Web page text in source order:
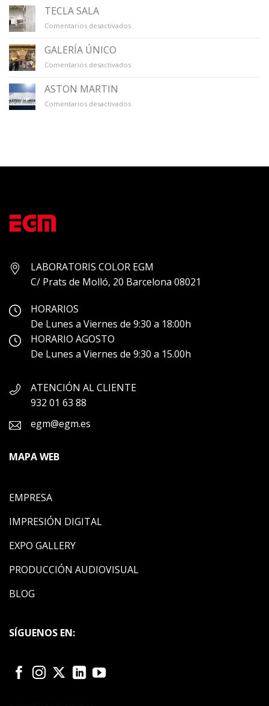
TECLA SALA
Comentarios desactivadosen
GALERÍA ÚNICO
Comentarios desactivadosen
ASTON MARTIN
Comentarios desactivadosen
LABORATORIS COLOR EGM
C/ Prats de Molló, 20 Barcelona 08021
HORARIOS
De Lunes a Viernes de 9:30 a 18:00h
HORARIO AGOSTO
De Lunes a Viernes de 9:30 a 15.00h
ATENCIÓN AL CLIENTE
932 01 63 88
egm@egm.es
MAPA WEB
EMPRESA
IMPRESIÓN DIGITAL
EXPO GALLERY
PRODUCCIÓN AUDIOVISUAL
BLOG
SÍGUENOS EN: